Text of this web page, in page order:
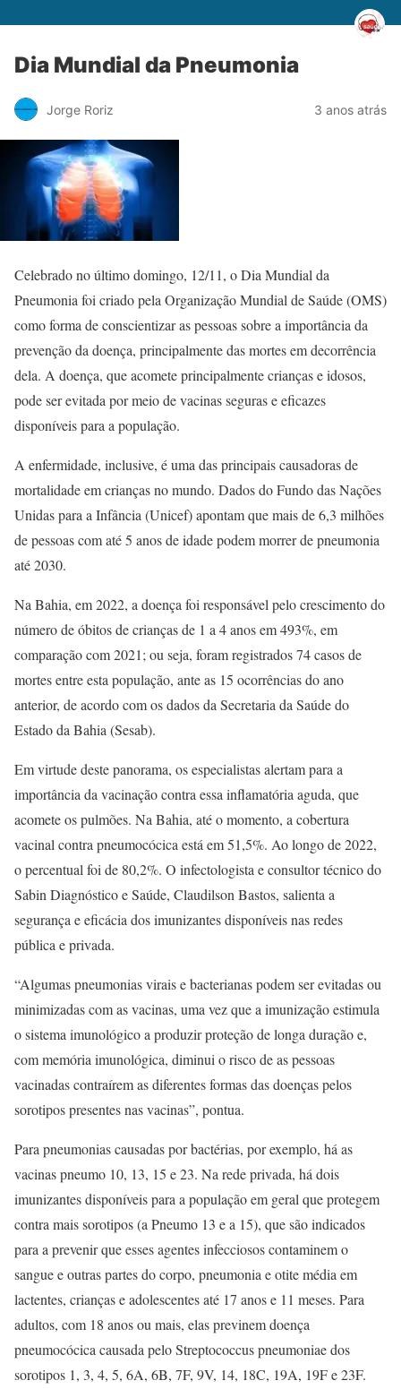
Dia Mundial da Pneumonia
Jorge Roriz 3 anos atrás
Celebrado no último domingo, 12/11, o Dia Mundial da
Pneumonia foi criado pela Organização Mundial de Saúde (OMS)
como forma de conscientizar as pessoas sobre a importância da
prevenção da doença, principalmente das mortes em decorrência
dela. A doença, que acomete principalmente crianças e idosos,
pode ser evitada por meio de vacinas seguras e eficazes
disponíveis para a população.
A enfermidade, inclusive, é uma das principais causadoras de
mortalidade em crianças no mundo. Dados do Fundo das Nações
Unidas para a Infância (Unicef) apontam que mais de 6,3 milhões
de pessoas com até 5 anos de idade podem morrer de pneumonia
até 2030.
Na Bahia, em 2022, a doença foi responsável pelo crescimento do
número de óbitos de crianças de 1 a 4 anos em 493%, em
comparação com 2021; ou seja, foram registrados 74 casos de
mortes entre esta população, ante as 15 ocorrências do ano
anterior, de acordo com os dados da Secretaria da Saúde do
Estado da Bahia (Sesab).
Em virtude deste panorama, os especialistas alertam para a
importância da vacinação contra essa inflamatória aguda, que
acomete os pulmões. Na Bahia, até o momento, a cobertura
vacinal contra pneumocócica está em 51,5%. Ao longo de 2022,
o percentual foi de 80,2%. O infectologista e consultor técnico do
Sabin Diagnóstico e Saúde, Claudilson Bastos, salienta a
segurança e eficácia dos imunizantes disponíveis nas redes
pública e privada.
“Algumas pneumonias virais e bacterianas podem ser evitadas ou
minimizadas com as vacinas, uma vez que a imunização estimula
o sistema imunológico a produzir proteção de longa duração e,
com memória imunológica, diminui o risco de as pessoas
vacinadas contraírem as diferentes formas das doenças pelos
sorotipos presentes nas vacinas”, pontua.
Para pneumonias causadas por bactérias, por exemplo, há as
vacinas pneumo 10, 13, 15 e 23. Na rede privada, há dois
imunizantes disponíveis para a população em geral que protegem
contra mais sorotipos (a Pneumo 13 e a 15), que são indicados
para a prevenir que esses agentes infecciosos contaminem o
sangue e outras partes do corpo, pneumonia e otite média em
lactentes, crianças e adolescentes até 17 anos e 11 meses. Para
adultos, com 18 anos ou mais, elas previnem doença
pneumocócica causada pelo Streptococcus pneumoniae dos
sorotipos 1, 3, 4, 5, 6A, 6B, 7F, 9V, 14, 18C, 19A, 19F e 23F.